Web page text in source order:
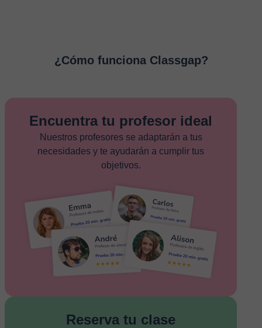
¿Cómo funciona Classgap?
Encuentra tu profesor ideal
Nuestros profesores se adaptarán a tus
necesidades y te ayudarán a cumplir tus
objetivos.
Reserva tu clase